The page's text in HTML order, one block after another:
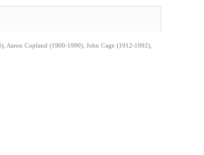
Aaron Copland (1900-1990), John Cage (1912-1992),